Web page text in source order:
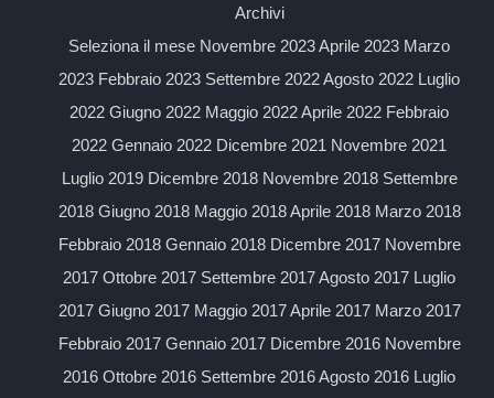
Archivi
Seleziona il mese Novembre 2023 Aprile 2023 Marzo
2023 Febbraio 2023 Settembre 2022 Agosto 2022 Luglio
2022 Giugno 2022 Maggio 2022 Aprile 2022 Febbraio
2022 Gennaio 2022 Dicembre 2021 Novembre 2021
Luglio 2019 Dicembre 2018 Novembre 2018 Settembre
2018 Giugno 2018 Maggio 2018 Aprile 2018 Marzo 2018
Febbraio 2018 Gennaio 2018 Dicembre 2017 Novembre
2017 Ottobre 2017 Settembre 2017 Agosto 2017 Luglio
2017 Giugno 2017 Maggio 2017 Aprile 2017 Marzo 2017
Febbraio 2017 Gennaio 2017 Dicembre 2016 Novembre
2016 Ottobre 2016 Settembre 2016 Agosto 2016 Luglio